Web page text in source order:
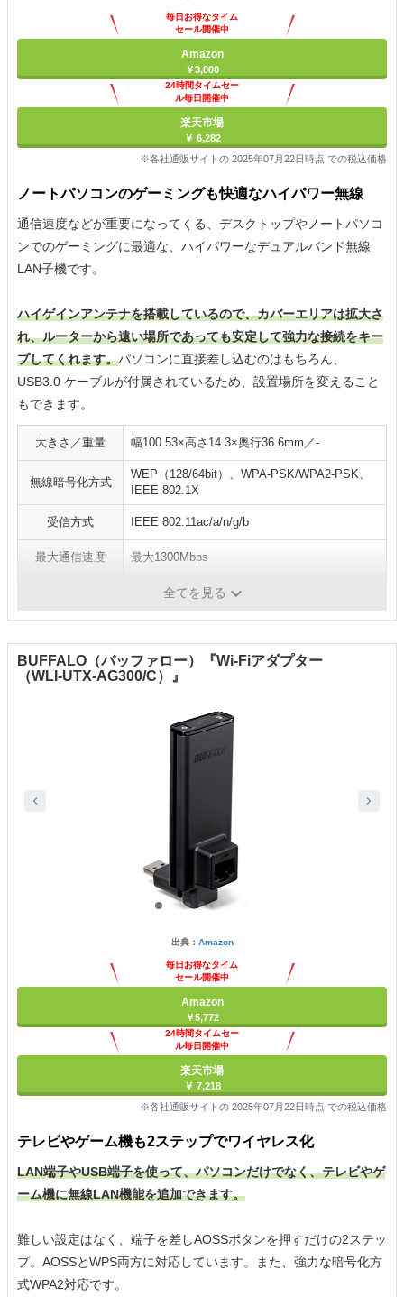
毎日お得なタイム
セール開催中
Amazon
￥3,800
24時間タイムセー
ル毎日開催中
楽天市場
￥ 6,282
※各社通販サイトの 2025年07月22日時点 での税込価格
ノートパソコンのゲーミングも快適なハイパワー無線
通信速度などが重要になってくる、デスクトップやノートパソコ
ンでのゲーミングに最適な、ハイパワーなデュアルバンド無線
LAN子機です。
ハイゲインアンテナを搭載しているので、カバーエリアは拡大さ
れ、ルーターから遠い場所であっても安定して強力な接続をキー
プしてくれます。パソコンに直接差し込むのはもちろん、
USB3.0 ケーブルが付属されているため、設置場所を変えること
もできます。
大きさ／重量 幅100.53×高さ14.3×奥行36.6mm／-
無線暗号化方式
WEP（128/64bit）、WPA-PSK/WPA2-PSK、
IEEE 802.1X
受信方式 IEEE 802.11ac/a/n/g/b
最大通信速度 最大1300Mbps
WPS対応全てを見る
BUFFALO（バッファロー）『Wi-Fiアダプター
（WLI-UTX-AG300/C）』
出典： Amazon
毎日お得なタイム
セール開催中
Amazon
￥5,772
24時間タイムセー
ル毎日開催中
楽天市場
￥ 7,218
※各社通販サイトの 2025年07月22日時点 での税込価格
テレビやゲーム機も2ステップでワイヤレス化
LAN端子やUSB端子を使って、パソコンだけでなく、テレビやゲ
ーム機に無線LAN機能を追加できます。
難しい設定はなく、端子を差しAOSSボタンを押すだけの2ステッ
プ。AOSSとWPS両方に対応しています。また、強力な暗号化方
式WPA2対応です。